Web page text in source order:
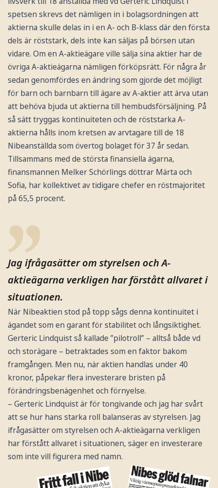
spetsen skrevs det nämligen in i bolagsordningen att
aktierna skulle delas in i en A- och B-klass där den första
dels är röststark, dels inte kan säljas på börsen utan
vidare. Om en A-aktieägare ville sälja sina aktier har de
övriga A-aktieägarna nämligen förköpsrätt. För några år
sedan genomfördes en ändring som gjorde det möjligt
för barn och barnbarn till ägare av A-aktier att ärva utan
att behöva bjuda ut aktierna till hembudsförsäljning. På
så sätt tryggas kontinuiteten och de röststarka A-
aktierna hålls inom kretsen av arvtagare till de 18
Nibeanställda som övertog bolaget för 37 år sedan.
Tillsammans med de största finansiella ägarna,
finansmannen Melker Schörlings döttrar Märta och
Sofia, har kollektivet av tidigare chefer en röstmajoritet
på 65,5 procent.
Jag ifrågasätter om styrelsen och A-
aktieägarna verkligen har förstått allvaret i
situationen.
När Nibeaktien stod på topp sågs denna kontinuitet i
ägandet som en garant för stabilitet och långsiktighet.
Gerteric Lindquist så kallade ”pilotroll” – alltså både vd
och storägare – betraktades som en faktor bakom
framgången. Men nu, när aktien handlas under 40
kronor, påpekar flera investerare bristen på
förändringsbenägenhet och förnyelse.
– Gerteric Lindquist är för tongivande och jag har svårt
att se hur hans starka roll balanseras av styrelsen. Jag
ifrågasätter om styrelsen och A-aktieägarna verkligen
har förstått allvaret i situationen, säger en investerare
som inte vill figurera med namn.